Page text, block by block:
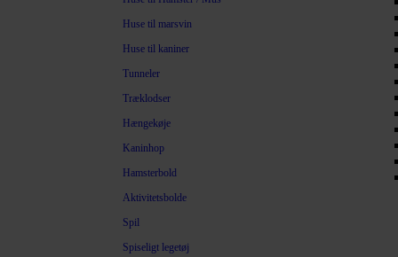
Huse til marsvin
Huse til kaniner
Tunneler
Træklodser
Hængekøje
Kaninhop
Hamsterbold
Aktivitetsbolde
Spil
Spiseligt legetøj